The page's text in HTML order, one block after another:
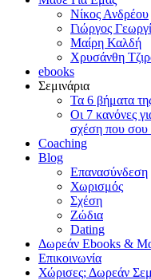
Νίκος Ανδρέου
Γιώργος
Μαίρη Καλδή
Χρυσάνθη
ebooks
Σεμινάρια
Τα 6 βήματα
Οι 7 κανόνες
σχέση που σου
Coaching
Blog
Επανασύνδεση
Χωρισμός
Σχέση
Ζώδια
Dating
Δωρεάν Ebooks &
Επικοινωνία
Χώρισες; Δωρεάν